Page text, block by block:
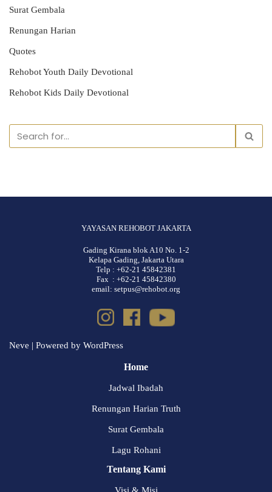
Surat Gembala
Renungan Harian
Quotes
Rehobot Youth Daily Devotional
Rehobot Kids Daily Devotional
YAYASAN REHOBOT JAKARTA
Gading Kirana blok A10 No. 1-2
Kelapa Gading, Jakarta Utara
Telp : +62-21 45842381
Fax : +62-21 45842380
email: setpus@rehobot.org
Neve | Powered by WordPress
Home
Jadwal Ibadah
Renungan Harian Truth
Surat Gembala
Lagu Rohani
Tentang Kami